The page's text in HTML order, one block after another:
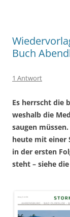
Buch
1 Antwort
Es herrscht die
weshalb die
saugen
heute mit einer
in der ersten
steht – siehe